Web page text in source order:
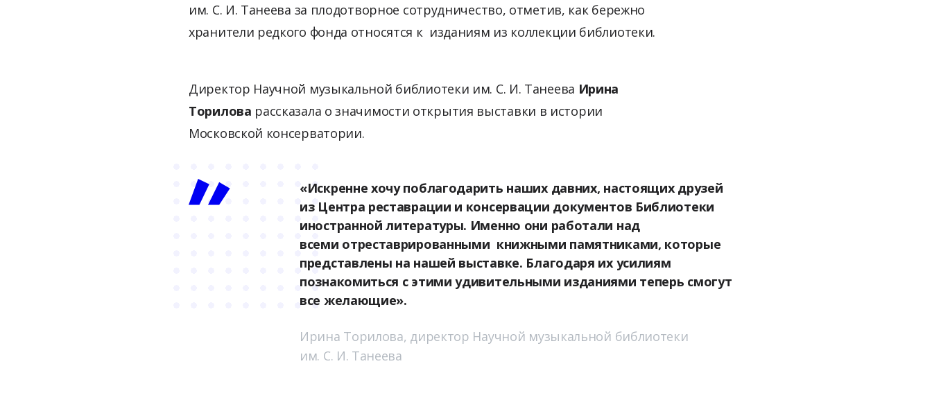
им. С. И. Танеева за плодотворное сотрудничество, отметив, как бережно
хранители редкого фонда относятся к изданиям из коллекции библиотеки.
Директор Научной музыкальной библиотеки им. С. И. Танеева Ирина
Торилова рассказала о значимости открытия выставки в истории
Московской консерватории.
«Искренне хочу поблагодарить наших давних, настоящих друзей
из Центра реставрации и консервации документов Библиотеки
иностранной литературы. Именно они работали над
всеми отреставрированными книжными памятниками, которые
представлены на нашей выставке. Благодаря их усилиям
познакомиться с этими удивительными изданиями теперь смогут
все желающие».
Ирина Торилова, директор Научной музыкальной библиотеки
им. С. И. Танеева